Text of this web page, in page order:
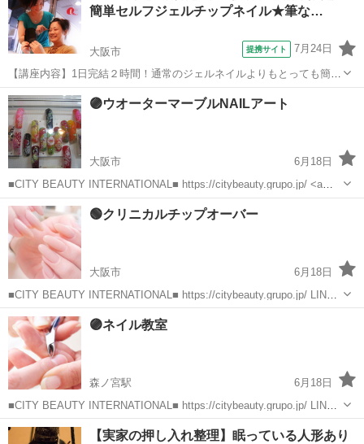
簡単セルフジェルチップネイル★筆な…
大阪市 提携サイト 7月24日
【講座内容】1日完結２時間！通常のジェルネイルよりもとっても簡単
にご自宅でセルフジェルネイルが楽しめるようになるレッスンです。
デザインは決まったチップタイプのジェルからお選びください。未経
験、初心者、不器用、中高年の方向けの...
大阪 大阪市 ネイル
🟣ウオーターマーブルNAILアート
大阪市
6月18日
■CITY BEAUTY INTERNATIONAL■ https://citybeauty.grupo.jp/ <a
href="https://lin.ee/LqXow6e"><img src="https:...
大阪 大阪市 ネイル
🟢クリニカルチップオーバー
大阪市
6月18日
■CITY BEAUTY INTERNATIONAL■ https://citybeauty.grupo.jp/ LINE
でご質問・お問合せ <a href="https://lin.ee/LqXow...
大阪 大阪市 ネイル 少人数
🟣ネイル教室
森ノ宮駅
6月18日
■CITY BEAUTY INTERNATIONAL■ https://citybeauty.grupo.jp/ LINE
でクーポンGET <a href="https://lin.ee/LqXow6e">...
大阪 大阪市 森ノ宮駅 ネイル マニキュア
【実家の押し入れ整理】眠っている人形あり